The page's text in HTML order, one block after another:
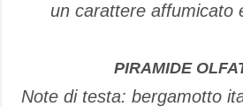
un carattere affumicato
PIRAMIDE
Note di testa: bergamotto